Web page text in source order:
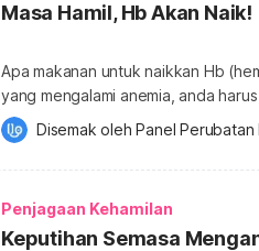
Masa Hamil, Hb Akan Naik!
Apa makanan untuk naikkan Hb
yang mengalami anemia, anda harus
mendapatkan lebih banyak info
Penjagaan kehamilan Sebelum
naikkan Hb, ayuh kita fahami
perubahan dan […]
Disemak oleh Panel
Penjagaan Kehamilan
Keputihan Semasa